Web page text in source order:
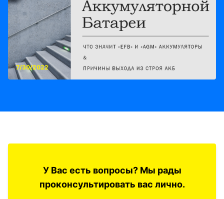
7/30/2022
У Вас есть вопросы? Мы рады
проконсультировать вас лично.